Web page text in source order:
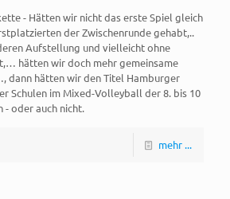
- Hätten wir nicht das erste Spiel gleich
der Zwischenrunde gehabt,..
Aufstellung und vielleicht ohne
hätten wir doch mehr gemeinsame
dann hätten wir den Titel Hamburger
Schulen im Mixed-Volleyball der 8. bis 10
- oder auch nicht.
mehr ...